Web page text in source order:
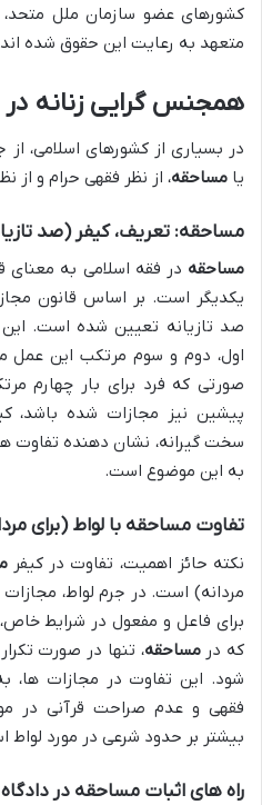
کشورهای عضو سازمان ملل متحد،
متعهد به رعایت این حقوق شده
همجنس گرایی زنانه
در بسیاری از کشورهای اسلامی، از
یا مساحقه، از نظر فقهی حرام و
مساحقه: تعریف، کیفر (صد
مساحقه در فقه اسلامی به معنای
یکدیگر است. بر اساس قانون
صد تازیانه تعیین شده است. این
اول، دوم و سوم مرتکب این عمل
صورتی که فرد برای بار چهارم
پیشین نیز مجازات شده باشد،
سخت گیرانه، نشان دهنده تفاوت
به این موضوع است.
تفاوت مساحقه با لواط (برای
نکته حائز اهمیت، تفاوت در کیفر
مردانه) است. در جرم لواط، مجازات
برای فاعل و مفعول در شرایط
که درمساحقه، تنها در صورت
شود. این تفاوت در مجازات ها،
فقهی و عدم صراحت قرآنی در
بیشتر بر حدود شرعی در مورد لواط
راه های اثبات مساحقه در دادگاه